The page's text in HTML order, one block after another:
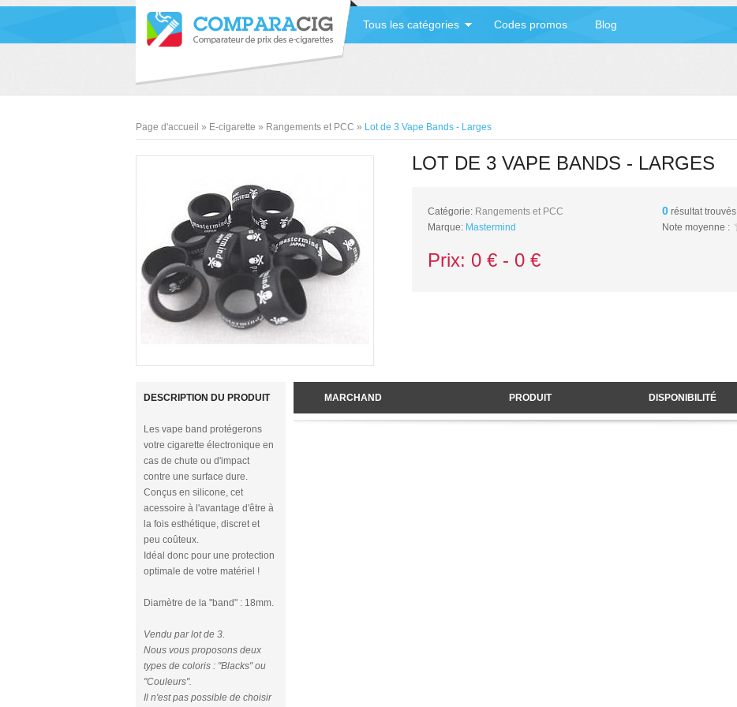
Tous les catégories Codes promos Blog
Page d'accueil » E-cigarette » Rangements et PCC » Lot de 3 Vape Bands - Larges
LOT DE 3 VAPE BANDS - LARGES
Catégorie: Rangements et PCC
Marque: Mastermind
0 résultat trouvés
Note moyenne :
Prix: 0 € - 0 €
MARCHAND PRODUIT DISPONIBILITÉ
DESCRIPTION DU PRODUIT
Les vape band protégerons
votre cigarette électronique en
cas de chute ou d'impact
contre une surface dure.
Conçus en silicone, cet
acessoire à l'avantage d'être à
la fois esthétique, discret et
peu coûteux.
Idéal donc pour une protection
optimale de votre matériel !
Diamètre de la "band" : 18mm.
Vendu par lot de 3.
Nous vous proposons deux
types de coloris : "Blacks" ou
"Couleurs".
Il n'est pas possible de choisir